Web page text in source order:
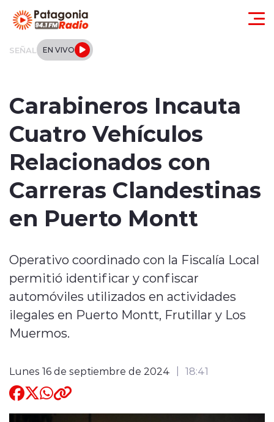
SEÑAL EN VIVO
Internacional
Entrevistas
Quienes Somos
Carabineros Incauta
Cuatro Vehículos
Relacionados con
Carreras Clandestinas
en Puerto Montt
Operativo coordinado con la Fiscalía Local
permitió identificar y confiscar
automóviles utilizados en actividades
ilegales en Puerto Montt, Frutillar y Los
Muermos.
Lunes 16 de septiembre de 2024 18:41